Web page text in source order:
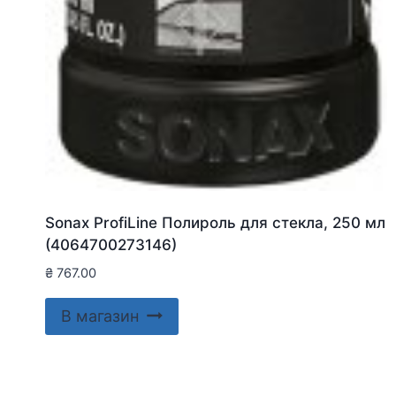
Sonax ProfiLine Полироль для стекла, 250 мл
(4064700273146)
₴ 767.00
В магазин